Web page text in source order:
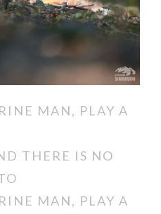
MAN, PLAY A
THERE IS NO
MAN, PLAY A